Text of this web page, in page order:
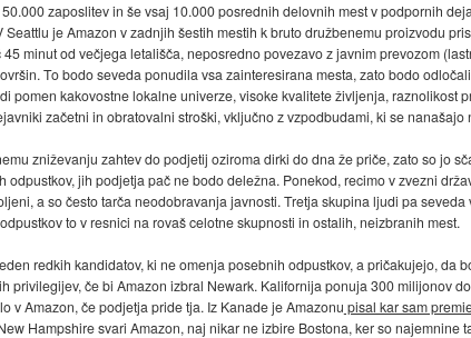
zaposlitev in še vsaj 10.000 posrednih delovnih mest v podpornih
je Amazon v zadnjih šestih mestih k bruto družbenemu proizvodu
minut od večjega letališča, neposredno povezavo z javnim prevozom
To bodo seveda ponudila vsa zainteresirana mesta, zato bodo
pomen kakovostne lokalne univerze, visoke kvalitete življenja, raznolikost
začetni in obratovalni stroški, vključno z vzpodbudami, ki se
zniževanju zahtev do podjetij oziroma dirki do dna že priče, zato so jo
jih podjetja pač ne bodo deležna. Ponekod, recimo v zvezni
a so često tarča neodobravanja javnosti. Tretja skupina ljudi pa
to v resnici na rovaš celotne skupnosti in ostalih, neizbranih mest.
redkih kandidatov, ki ne omenja posebnih odpustkov, a pričakujejo, da
privilegijev, če bi Amazon izbral Newark. Kalifornija ponuja 300 milijonov
v Amazon, če podjetja pride tja. Iz Kanade je Amazonu pisal kar sam
Hampshire svari Amazon, naj nikar ne izbire Bostona, ker so najemnine